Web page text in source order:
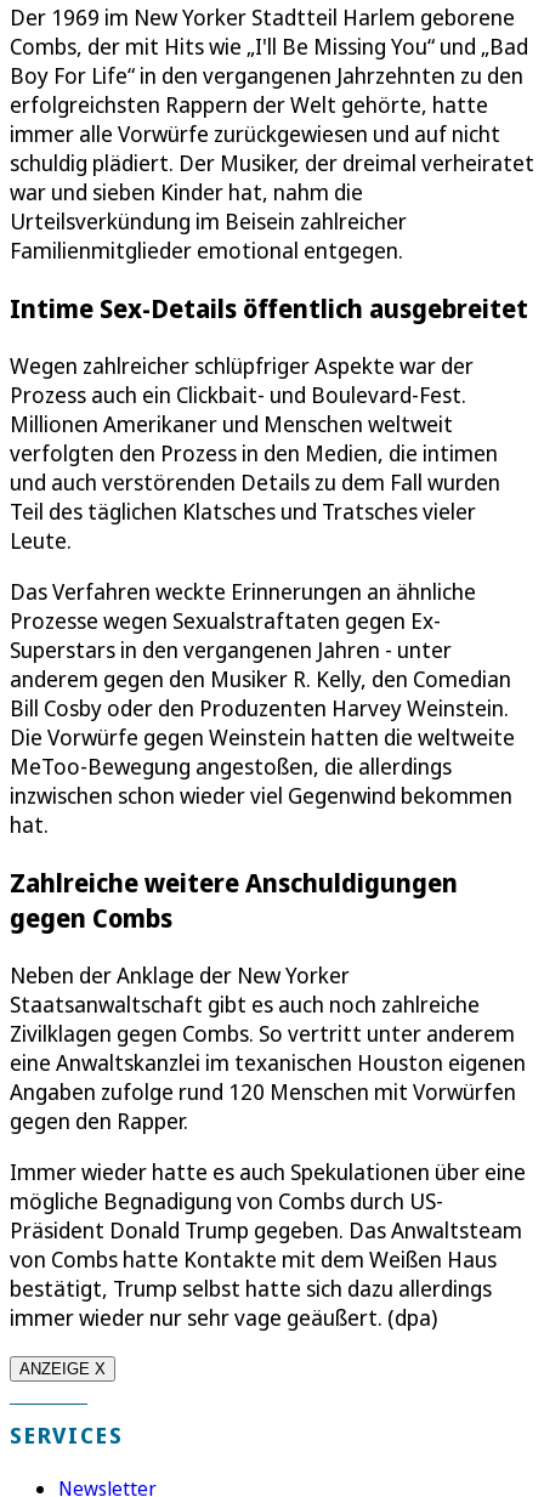
Der 1969 im New Yorker Stadtteil Harlem geborene
Combs, der mit Hits wie „I'll Be Missing You“ und „Bad
Boy For Life“ in den vergangenen Jahrzehnten zu den
erfolgreichsten Rappern der Welt gehörte, hatte
immer alle Vorwürfe zurückgewiesen und auf nicht
schuldig plädiert. Der Musiker, der dreimal verheiratet
war und sieben Kinder hat, nahm die
Urteilsverkündung im Beisein zahlreicher
Familienmitglieder emotional entgegen.
Intime Sex-Details öffentlich ausgebreitet
Wegen zahlreicher schlüpfriger Aspekte war der
Prozess auch ein Clickbait- und Boulevard-Fest.
Millionen Amerikaner und Menschen weltweit
verfolgten den Prozess in den Medien, die intimen
und auch verstörenden Details zu dem Fall wurden
Teil des täglichen Klatsches und Tratsches vieler
Leute.
Das Verfahren weckte Erinnerungen an ähnliche
Prozesse wegen Sexualstraftaten gegen Ex-
Superstars in den vergangenen Jahren - unter
anderem gegen den Musiker R. Kelly, den Comedian
Bill Cosby oder den Produzenten Harvey Weinstein.
Die Vorwürfe gegen Weinstein hatten die weltweite
MeToo-Bewegung angestoßen, die allerdings
inzwischen schon wieder viel Gegenwind bekommen
hat.
Zahlreiche weitere Anschuldigungen
gegen Combs
Neben der Anklage der New Yorker
Staatsanwaltschaft gibt es auch noch zahlreiche
Zivilklagen gegen Combs. So vertritt unter anderem
eine Anwaltskanzlei im texanischen Houston eigenen
Angaben zufolge rund 120 Menschen mit Vorwürfen
gegen den Rapper.
Immer wieder hatte es auch Spekulationen über eine
mögliche Begnadigung von Combs durch US-
Präsident Donald Trump gegeben. Das Anwaltsteam
von Combs hatte Kontakte mit dem Weißen Haus
bestätigt, Trump selbst hatte sich dazu allerdings
immer wieder nur sehr vage geäußert. (dpa)
ANZEIGE X
SERVICES
Newsletter